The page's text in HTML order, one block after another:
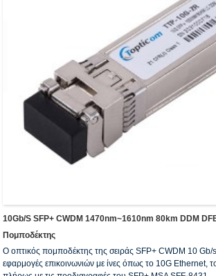
10Gb/s SFP+ CWDM 1470nm~1610nm 80km DDM
Πομποδέκτης
Ο οπτικός πομποδέκτης της σειράς SFP+ CWDM 10 Gb/s
εφαρμογές επικοινωνιών με ίνες όπως το 10G Ethernet,